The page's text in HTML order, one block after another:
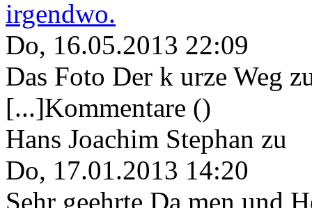
irgendwo.
Do, 16.05.2013 22:09
Das Foto Der k urze Weg
[...]Kommentare ()
Hans Joachim Stephan zu
Do, 17.01.2013 14:20
Sehr geehrte Da men und